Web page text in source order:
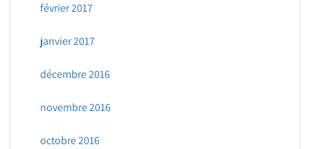
février 2017
janvier 2017
décembre 2016
novembre 2016
octobre 2016